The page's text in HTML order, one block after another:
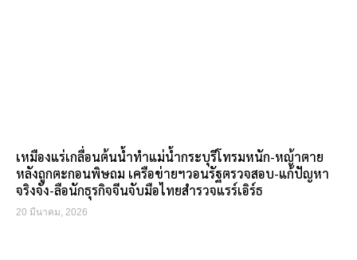
เหมืองแร่เกลื่อนต้นน้ำทำแม่น้ำกระบุรีโทรมหนัก-หญ้าตาย
หลังถูกตะกอนพิษถม เครือข่ายฯวอนรัฐตรวจสอบ-แก้ปัญหา
จริงจัง-ลือนักธุรกิจจีนจับมือไทยสำรวจแรร์เอิร์ธ
20 มีนาคม, 2026